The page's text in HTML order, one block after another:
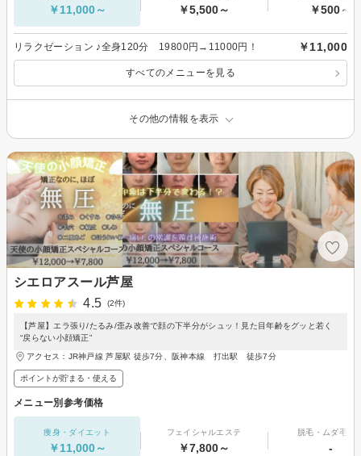
￥11,000～ ￥5,500～ ￥500～
リラクゼーション ♪全身120分 19800円→11000円！ ￥11,000
すべてのメニューを見る
その他の情報を表示
シエロアスール芦屋
4.5
(2件)
【芦屋】エラ張り/たるみ/歪み改善で顔の下半分がシュッ！見た目年齢をグッと若く
“戻らない小顔矯正”
アクセス：JR神戸線 芦屋駅 徒歩7分、阪神本線 打出駅 徒歩7分
ポイントが貯まる・使える
メニュー別参考価格
痩身・ダイエット
￥11,000～
フェイシャルエステ
￥7,800～
脱毛・ムダ毛処
-